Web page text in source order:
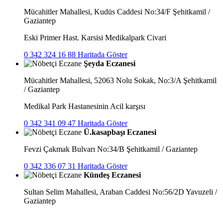
Mücahitler Mahallesi, Kudüs Caddesi No:34/F Şehitkamil /
Gaziantep
Eski Primer Hast. Karsisi Medikalpark Civari
0 342 324 16 88 Haritada Göster
Şeyda Eczanesi
Mücahitler Mahallesi, 52063 Nolu Sokak, No:3/A Şehitkamil
/ Gaziantep
Medikal Park Hastanesinin Acil karşısı
0 342 341 09 47 Haritada Göster
Ü.kasapbaşı Eczanesi
Fevzi Çakmak Bulvarı No:34/B Şehitkamil / Gaziantep
0 342 336 07 31 Haritada Göster
Kündeş Eczanesi
Sultan Selim Mahallesi, Araban Caddesi No:56/2D Yavuzeli /
Gaziantep